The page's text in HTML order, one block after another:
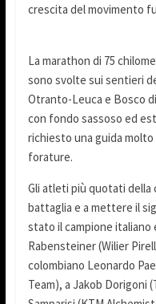
crescita del movimento
La marathon di 75
sono svolte sui sentieri
Otranto-Leuca e Bosco
con fondo sassoso ed
richiesto una guida
forature.
Gli atleti più quotati della
battaglia e a mettere il
stato il campione italiano
Rabensteiner (Wilier
colombiano Leonardo
Team), a Jakob Dorigoni